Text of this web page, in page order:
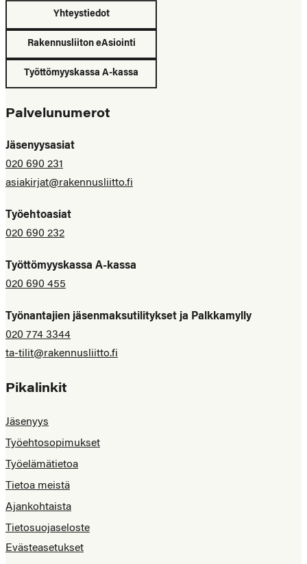
Yhteystiedot
Rakennusliiton eAsiointi
Työttömyyskassa A-kassa
Palvelunumerot
Jäsenyysasiat
020 690 231
asiakirjat@rakennusliitto.fi
Työehtoasiat
020 690 232
Työttömyyskassa A-kassa
020 690 455
Työnantajien jäsenmaksutilitykset ja Palkkamylly
020 774 3344
ta-tilit@rakennusliitto.fi
Pikalinkit
Jäsenyys
Työehtosopimukset
Työelämätietoa
Tietoa meistä
Ajankohtaista
Tietosuojaseloste
Evästeasetukset